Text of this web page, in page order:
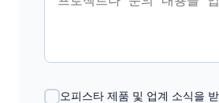
오피스타 제품 및 업계 소식을